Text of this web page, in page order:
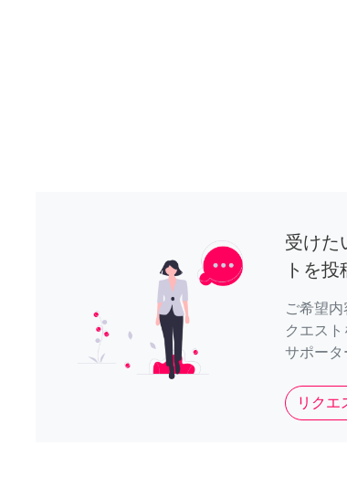
受けた
トを投
ご希望
クエス
サポータ
リクエ